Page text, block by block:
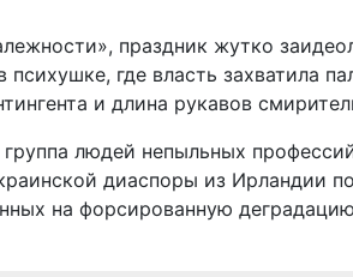
праздник жутко
где власть захватила
и длина рукавов
людей непыльных
диаспоры из Ирландии
на форсированную